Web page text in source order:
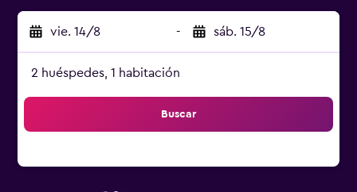
vie. 14/8 - sáb. 15/8
2 huéspedes, 1 habitación
Buscar